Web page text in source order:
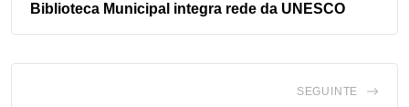
Biblioteca Municipal integra rede da UNESCO
SEGUINTE